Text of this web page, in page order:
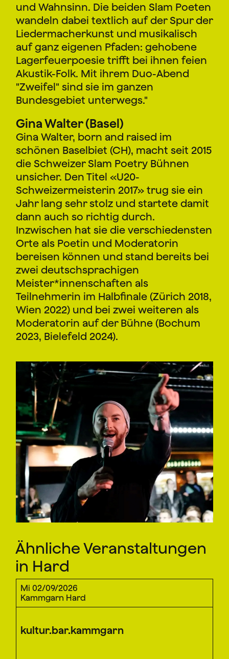
und Wahnsinn. Die beiden Slam Poeten
wandeln dabei textlich auf der Spur der
Liedermacherkunst und musikalisch
auf ganz eigenen Pfaden: gehobene
Lagerfeuerpoesie trifft bei ihnen feien
Akustik-Folk. Mit ihrem Duo-Abend
"Zweifel" sind sie im ganzen
Bundesgebiet unterwegs."
Gina Walter (Basel)
Gina Walter, born and raised im
schönen Baselbiet (CH), macht seit 2015
die Schweizer Slam Poetry Bühnen
unsicher. Den Titel «U20-
Schweizermeisterin 2017» trug sie ein
Jahr lang sehr stolz und startete damit
dann auch so richtig durch.
Inzwischen hat sie die verschiedensten
Orte als Poetin und Moderatorin
bereisen können und stand bereits bei
zwei deutschsprachigen
Meister*innenschaften als
Teilnehmerin im Halbfinale (Zürich 2018,
Wien 2022) und bei zwei weiteren als
Moderatorin auf der Bühne (Bochum
2023, Bielefeld 2024).
Ähnliche Veranstaltungen
in Hard
Mi 02/09/2026
Kammgarn Hard
kultur.bar.kammgarn